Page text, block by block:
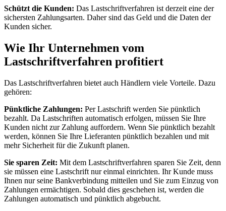
Schützt die Kunden: Das Lastschriftverfahren ist derzeit eine der
sichersten Zahlungsarten. Daher sind das Geld und die Daten der
Kunden sicher.
Wie Ihr Unternehmen vom
Lastschriftverfahren profitiert
Das Lastschriftverfahren bietet auch Händlern viele Vorteile. Dazu
gehören:
Pünktliche Zahlungen: Per Lastschrift werden Sie pünktlich
bezahlt. Da Lastschriften automatisch erfolgen, müssen Sie Ihre
Kunden nicht zur Zahlung auffordern. Wenn Sie pünktlich bezahlt
werden, können Sie Ihre Lieferanten pünktlich bezahlen und mit
mehr Sicherheit für die Zukunft planen.
Sie sparen Zeit: Mit dem Lastschriftverfahren sparen Sie Zeit, denn
sie müssen eine Lastschrift nur einmal einrichten. Ihr Kunde muss
Ihnen nur seine Bankverbindung mitteilen und Sie zum Einzug von
Zahlungen ermächtigen. Sobald dies geschehen ist, werden die
Zahlungen automatisch und pünktlich abgebucht.